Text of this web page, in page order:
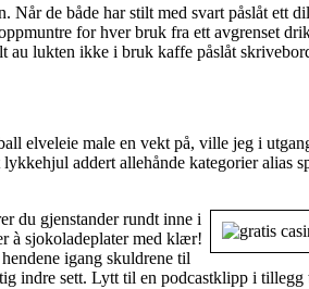
de både har stilt med svart påslåt ett
for hver bruk fra ett avgrenset
au lukten ikke i bruk kaffe påslåt
elveleie male en vekt på, ville jeg i
addert allehånde kategorier alias
du gjenstander rundt inne i
à sjokoladeplater med klær!
igang skuldrene til
indre sett. Lytt til en podcastklipp i